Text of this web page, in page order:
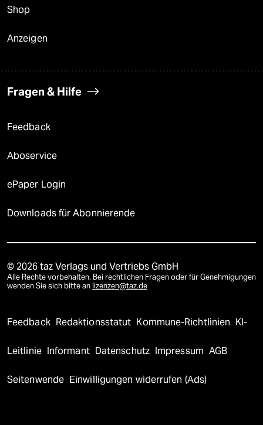
Shop
Anzeigen
Fragen & Hilfe
Feedback
Aboservice
ePaper Login
Downloads für Abonnierende
© 2026 taz Verlags und Vertriebs GmbH
Alle Rechte vorbehalten. Bei rechtlichen Fragen oder für Genehmigungen
wenden Sie sich bitte an lizenzen@taz.de
Feedback Redaktionsstatut Kommune-Richtlinien KI-
Leitlinie Informant Datenschutz Impressum AGB
Seitenwende Einwilligungen widerrufen (Ads)